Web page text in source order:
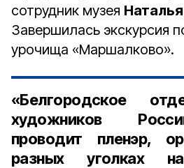
сотрудник музея
Завершилась экскурсия
урочища «Маршалково».
«Белгородское
художников
проводит пленэр,
разных уголках